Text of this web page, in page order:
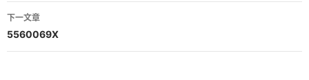
导
航
下一文章
5560069X